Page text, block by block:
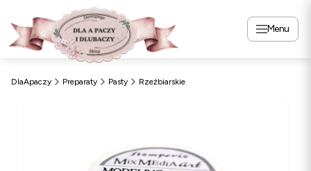
Menu
DlaApaczy Preparaty Pasty Rzeźbiarskie